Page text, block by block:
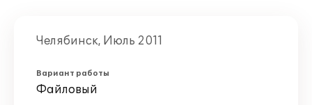
Челябинск, Июль 2011
Вариант работы
Файловый